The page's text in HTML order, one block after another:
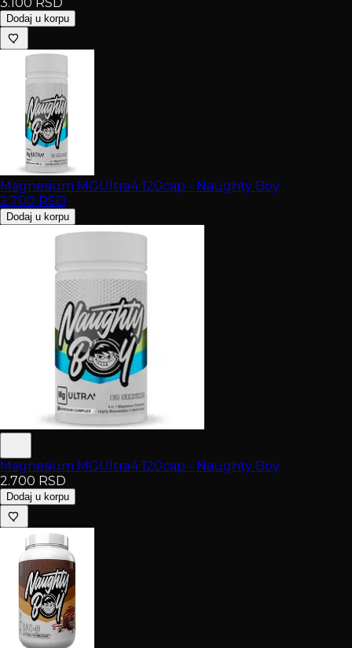
Dodaj u korpu
Magnesium MGUltra4 120cap - Naughty Boy
2.700 RSD
Dodaj u korpu
Magnesium MGUltra4 120cap - Naughty Boy
2.700 RSD
Dodaj u korpu